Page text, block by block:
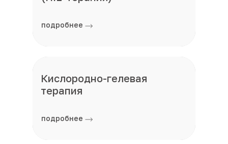
подробнее
подробнее
Кислородно-гелевая
терапия